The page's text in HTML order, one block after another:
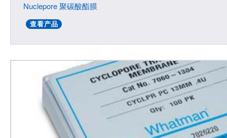
Nuclepore 聚碳酸酯膜
查看产品